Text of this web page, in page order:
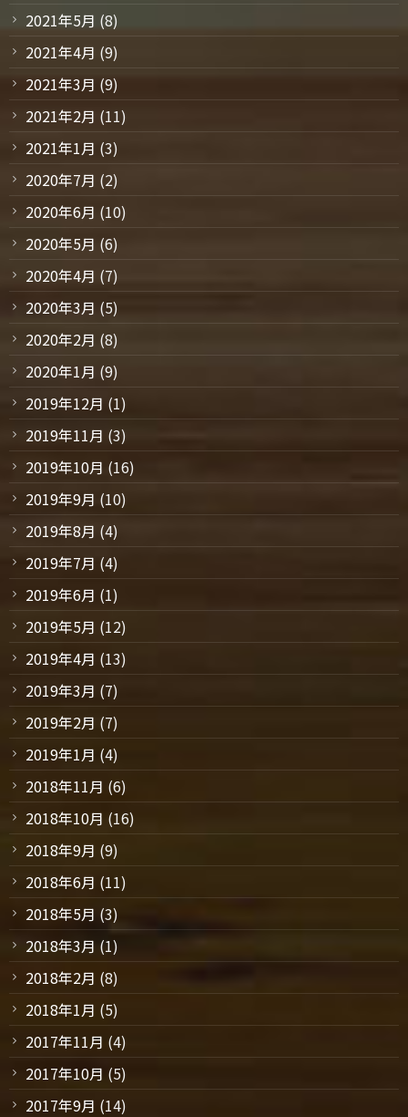
2021年5月 (8)
2021年4月 (9)
2021年3月 (9)
2021年2月 (11)
2021年1月 (3)
2020年7月 (2)
2020年6月 (10)
2020年5月 (6)
2020年4月 (7)
2020年3月 (5)
2020年2月 (8)
2020年1月 (9)
2019年12月 (1)
2019年11月 (3)
2019年10月 (16)
2019年9月 (10)
2019年8月 (4)
2019年7月 (4)
2019年6月 (1)
2019年5月 (12)
2019年4月 (13)
2019年3月 (7)
2019年2月 (7)
2019年1月 (4)
2018年11月 (6)
2018年10月 (16)
2018年9月 (9)
2018年6月 (11)
2018年5月 (3)
2018年3月 (1)
2018年2月 (8)
2018年1月 (5)
2017年11月 (4)
2017年10月 (5)
2017年9月 (14)